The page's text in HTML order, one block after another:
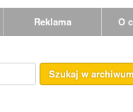
Reklama O
Szukaj w archiwum